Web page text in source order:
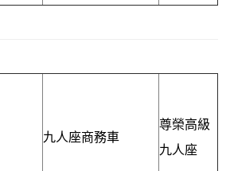
九人座商務車
尊榮高級
九人座